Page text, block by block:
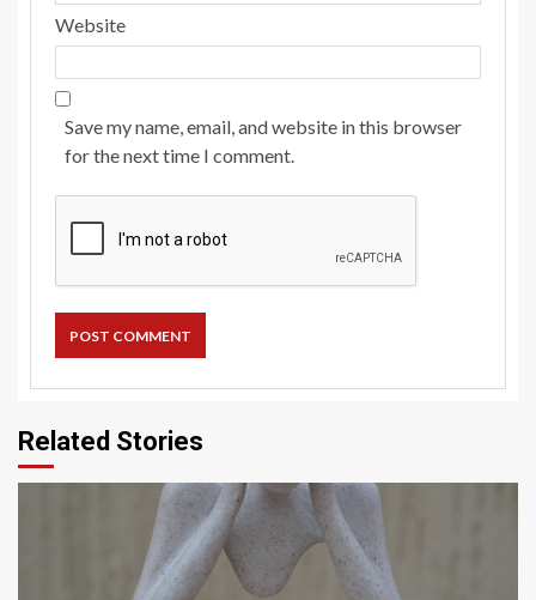
Website
Save my name, email, and website in this browser
for the next time I comment.
Related Stories